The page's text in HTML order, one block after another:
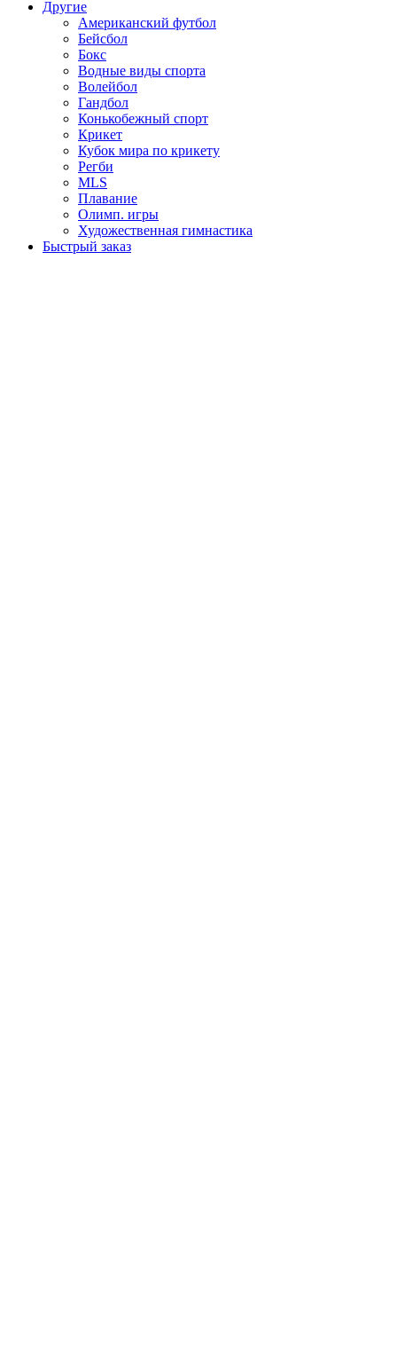
Другие
Американский футбол
Бейсбол
Бокс
Водные виды спорта
Волейбол
Гандбол
Конькобежный спорт
Крикет
Кубок мира по крикету
Регби
MLS
Плавание
Олимп. игры
Художественная гимнастика
Быстрый заказ